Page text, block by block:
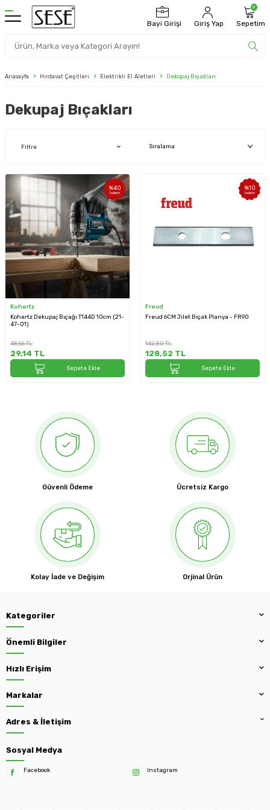
Bayi Girişi Giriş Yap
0
Sepetim
Anasayfa Hırdavat Çeşitleri Elektrikli El Aletleri Dekopaj Bıçakları
Dekupaj Bıçakları
Filtre
%40
İndirim
Kohertz
Kohertz Dekupaj Bıçağı T144D 10cm (21-
47-01)
48,56TL
29,14 TL
Sepete Ekle
%10
İndirim
Freud
Freud 6CM Jilet Bıçak Planya - FR90
142,80TL
128,52 TL
Sepete Ekle
Güvenli Ödeme Ücretsiz Kargo
Kolay İade ve Değişim Orjinal Ürün
Kategoriler
Önemli Bilgiler
Hızlı Erişim
Markalar
Adres & İletişim
Sosyal Medya
Facebook Instagram